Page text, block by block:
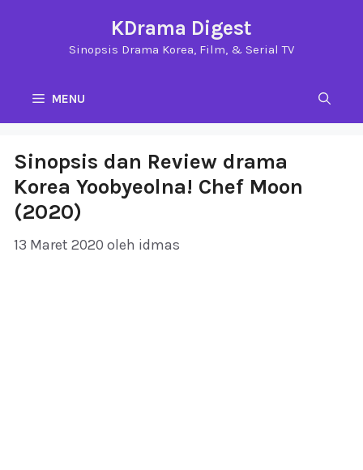
KDrama Digest
Sinopsis Drama Korea, Film, & Serial TV
MENU
Sinopsis dan Review drama
Korea Yoobyeolna! Chef Moon
(2020)
13 Maret 2020 oleh idmas